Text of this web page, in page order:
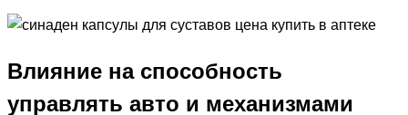
Влияние на способность
управлять авто и механизмами